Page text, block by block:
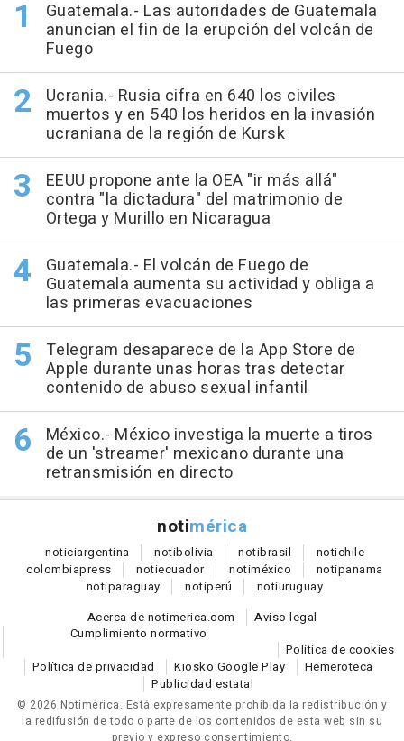
Guatemala.- Las autoridades de Guatemala
anuncian el fin de la erupción del volcán de
Fuego
Ucrania.- Rusia cifra en 640 los civiles
muertos y en 540 los heridos en la invasión
ucraniana de la región de Kursk
EEUU propone ante la OEA "ir más allá"
contra "la dictadura" del matrimonio de
Ortega y Murillo en Nicaragua
Guatemala.- El volcán de Fuego de
Guatemala aumenta su actividad y obliga a
las primeras evacuaciones
Telegram desaparece de la App Store de
Apple durante unas horas tras detectar
contenido de abuso sexual infantil
México.- México investiga la muerte a tiros
de un 'streamer' mexicano durante una
retransmisión en directo
notimérica
noticiargentina notibolivia notibrasil notichile
colombiapress notiecuador notiméxico notipanama
notiparaguay notiperú notiuruguay
Acerca de notimerica.com
Aviso legal
Cumplimiento normativo
Política de cookies
Política de privacidad
Kiosko Google Play
Hemeroteca
Publicidad estatal
© 2026 Notimérica. Está expresamente prohibida la redistribución y
la redifusión de todo o parte de los contenidos de esta web sin su
previo y expreso consentimiento.